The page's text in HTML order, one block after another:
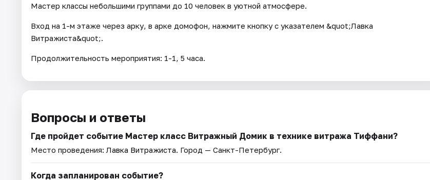
Мастер классы небольшими группами до 10 человек в уютной атмосфере.
Вход на 1-м этаже через арку, в арке домофон, нажмите кнопку с указателем &quot;Лавка
Витражиста&quot;.
Продолжительность мероприятия: 1-1, 5 часа.
Вопросы и ответы
Где пройдет событие Мастер класс Витражный Домик в технике витража Тиффани?
Место проведения: Лавка Витражиста. Город — Санкт-Петербург.
Когда запланирован событие?